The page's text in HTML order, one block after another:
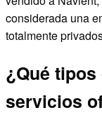
considerada una
totalmente
¿Qué
servicios